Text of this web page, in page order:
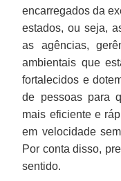
encarregados da
estados, ou seja,
as agências,
ambientais que
fortalecidos e
de pessoas para
mais eficiente e
em velocidade
Por conta disso,
sentido.